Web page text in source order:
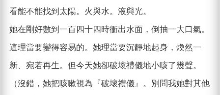
看能不能找到太陽。火與水。液與光。
她在剛好數到一百四十四時衝出水面，倒抽一大口氣。
這理當要變得容易的。她理當要沉靜地起身，煥然一
新、宛若再生。但今天她卻破壞禮儀地小咳了幾聲。
（沒錯，她把咳嗽視為『破壞禮儀』。別問我她對其他